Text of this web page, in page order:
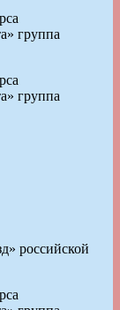
группа
группа
российской